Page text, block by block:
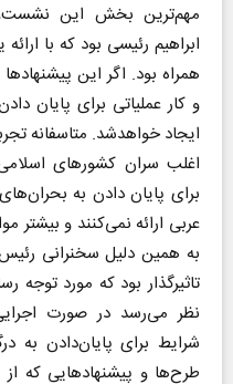
مهم‌ترین بخش این نشست،
همراه بود. اگر این
و کار عملیاتی برای پایان
ایجاد خواهدشد. متاسفانه
اغلب سران کشورهای
برای پایان دادن به
عربی ارائه نمی‌کنند و بیشتر
به همین دلیل سخنرانی
تاثیرگذار بود که مورد توجه
نظر می‌رسد در صورت
شرایط برای پایان‌دادن به
طرح‌ها و پیشنهادهایی که